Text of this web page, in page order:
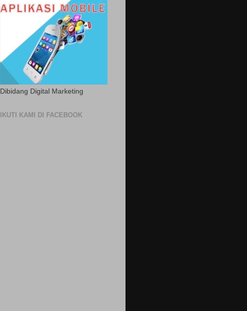
Dibidang Digital Marketing
IKUTI KAMI DI FACEBOOK